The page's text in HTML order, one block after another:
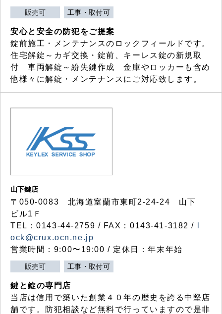
販売可 工事・取付可
安心と安全の防犯をご提案
錠前施工・メンテナンスのロックフィールドです。
住宅解錠～カギ交換・錠前、キーレス錠の新規取
付 車両解錠～紛失鍵作成 金庫やロッカーも含め
他様々に解錠・メンテナンスにご対応致します。
山下鍵店
〒050-0083 北海道室蘭市東町2-24-24 山下
ビル1Ｆ
TEL：0143-44-2759 / FAX：0143-41-3182 /
ock@crux.ocn.ne.jp
営業時間：9:00〜19:00 / 定休日：年末年始
販売可 工事・取付可
鍵と錠の専門店
当店は信用で築いた創業４０年の歴史を誇る中堅店
舗です。防犯相談など無料で行っていますので是非